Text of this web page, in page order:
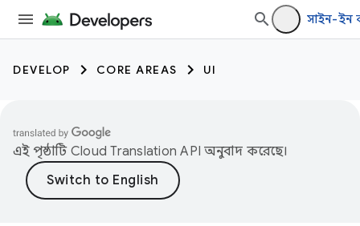
সাইন-
DEVELOP CORE AREAS UI
এই পৃষ্ঠাটি Cloud Translation API অনুবাদ করেছে।